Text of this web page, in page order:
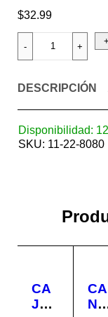
$32.99
DESCRIPCIÓN
Disponibilidad:
SKU: 11-22-8080
CA
JA
CA
NA